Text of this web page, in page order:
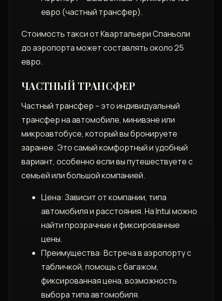
евро (частный трансфер).
Стоимость такси от Квартальери Спаньоли
до аэропорта может составлять около 25
евро.
ЧАСТНЫЙ ТРАНСФЕР
Частный трансфер – это индивидуальный
трансфер на автомобиле, минивэне или
микроавтобусе, который вы бронируете
заранее. Это самый комфортный и удобный
вариант, особенно если вы путешествуете с
семьей или большой компанией.
Цена: Зависит от компании, типа
автомобиля и расстояния. На Intui можно
найти прозрачные и фиксированные
цены.
Преимущества: Встреча в аэропорту с
табличкой, помощь с багажом,
фиксированная цена, возможность
выбора типа автомобиля.